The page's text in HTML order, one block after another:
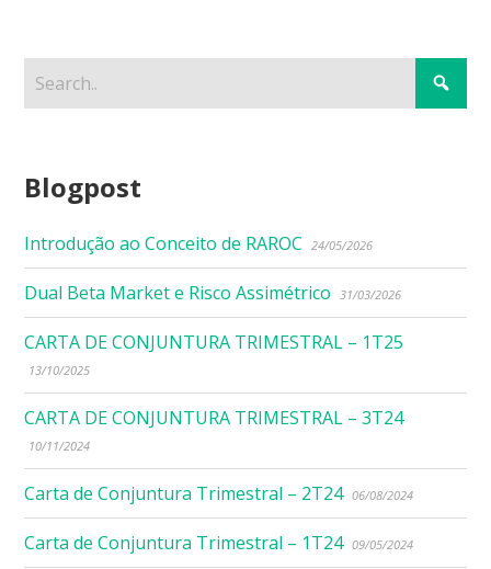
Blogpost
Introdução ao Conceito de RAROC 24/05/2026
Dual Beta Market e Risco Assimétrico 31/03/2026
CARTA DE CONJUNTURA TRIMESTRAL – 1T25
13/10/2025
CARTA DE CONJUNTURA TRIMESTRAL – 3T24
10/11/2024
Carta de Conjuntura Trimestral – 2T24 06/08/2024
Carta de Conjuntura Trimestral – 1T24 09/05/2024